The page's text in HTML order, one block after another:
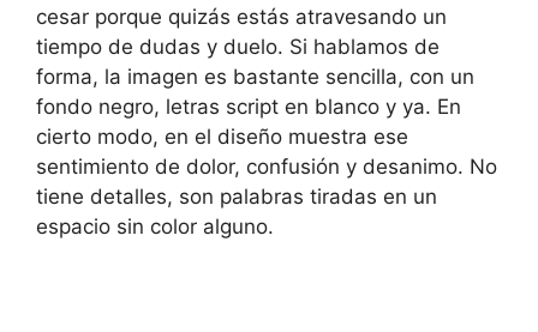
cesar porque quizás estás atravesando un
tiempo de dudas y duelo. Si hablamos de
forma, la imagen es bastante sencilla, con un
fondo negro, letras script en blanco y ya. En
cierto modo, en el diseño muestra ese
sentimiento de dolor, confusión y desanimo. No
tiene detalles, son palabras tiradas en un
espacio sin color alguno.